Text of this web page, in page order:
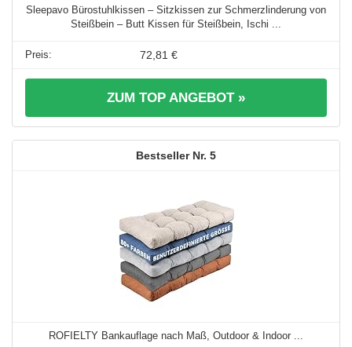
Sleepavo Bürostuhlkissen – Sitzkissen zur Schmerzlinderung von
Steißbein – Butt Kissen für Steißbein, Ischi ...
72,81 €
ZUM TOP ANGEBOT »
5
ROFIELTY Bankauflage nach Maß, Outdoor & Indoor ...